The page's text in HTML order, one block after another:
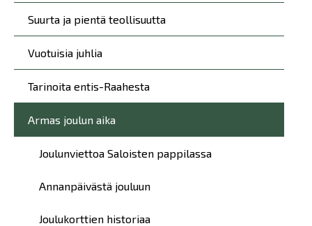
Suurta ja pientä teollisuutta
Vuotuisia juhlia
Tarinoita entis-Raahesta
Armas joulun aika
Joulunviettoa Saloisten pappilassa
Annanpäivästä jouluun
Joulukorttien historiaa